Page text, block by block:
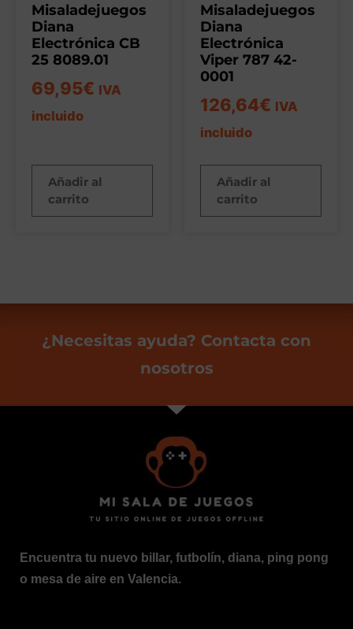
Misaladejuegos
Diana
Electrónica CB
25 8089.01
69,95€ IVA
incluido
Añadir al
carrito
Misaladejuegos
Diana
Electrónica
Viper 787 42-
0001
126,64€ IVA
incluido
Añadir al
carrito
¿Necesitas ayuda? Contacta con
nosotros
Encuentra tu nuevo billar, futbolín, diana, ping pong
o mesa de aire en Valencia.